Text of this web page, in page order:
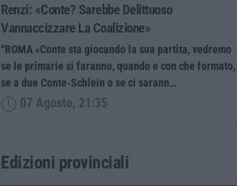
Renzi: «Conte? Sarebbe Delittuoso
Vannaccizzare La Coalizione»
“ROMA «Conte sta giocando la sua partita, vedremo
se le primarie si faranno, quando e con che formato,
se a due Conte-Schlein o se ci sarann…
07 Agosto, 21:35
Edizioni provinciali